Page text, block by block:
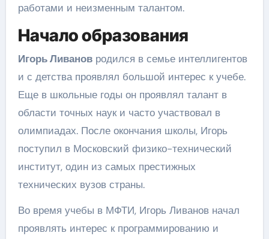
работами и неизменным талантом.
Начало образования
Игорь Ливановродился в семье интеллигентов
и с детства проявлял большой интерес к учебе.
Еще в школьные годы он проявлял талант в
области точных наук и часто участвовал в
олимпиадах. После окончания школы, Игорь
поступил в Московский физико-технический
институт, один из самых престижных
технических вузов страны.
Во время учебы в МФТИ, Игорь Ливанов начал
проявлять интерес к программированию и